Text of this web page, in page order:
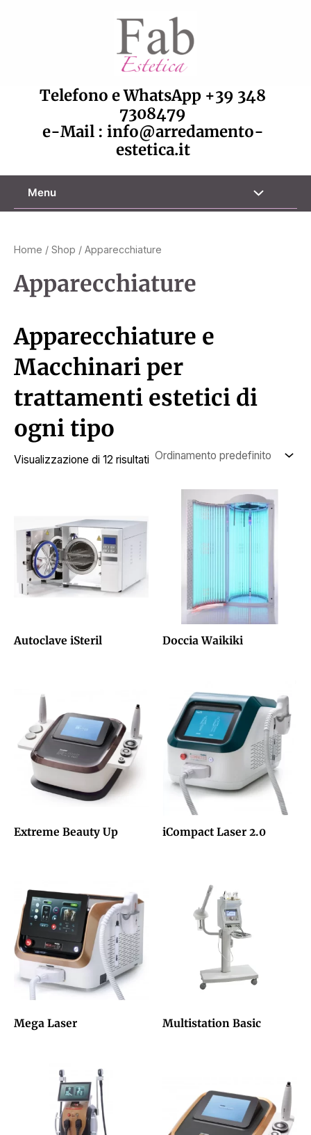
Telefono e WhatsApp +39 348
7308479
e-Mail : info@arredamento-
estetica.it
Menu Attiva/
Home / Shop / Apparecchiature
Apparecchiature
Apparecchiature e
Macchinari per
trattamenti estetici di
ogni tipo
Visualizzazione di 12 risultati
Autoclave iSteril Doccia Waikiki
Extreme Beauty Up iCompact Laser 2.0
Mega Laser Multistation Basic